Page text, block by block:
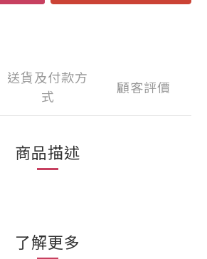
送貨及付款方
式
顧客評價
商品描述
了解更多